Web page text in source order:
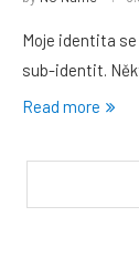
Moje identita
sub-identit.
Read more